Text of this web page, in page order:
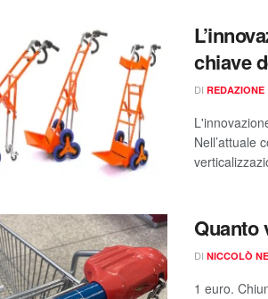
chiave
DI REDAZIONE
Nell’attuale
Quanto
DI NICCOLÒ
1 euro.